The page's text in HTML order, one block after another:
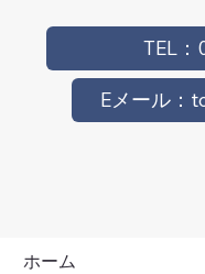
TEL
Eメール：
ホーム